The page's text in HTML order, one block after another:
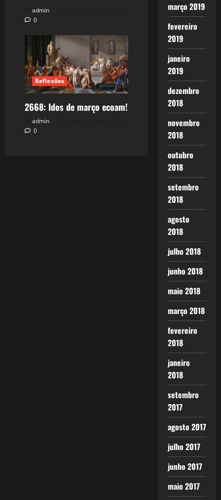
admin
0
Reflexões
2668: Idos de março ecoam!
admin
0
março 2019
fevereiro
2019
janeiro
2019
dezembro
2018
novembro
2018
outubro
2018
setembro
2018
agosto
2018
julho 2018
junho 2018
maio 2018
março 2018
fevereiro
2018
janeiro
2018
setembro
2017
agosto 2017
julho 2017
junho 2017
maio 2017